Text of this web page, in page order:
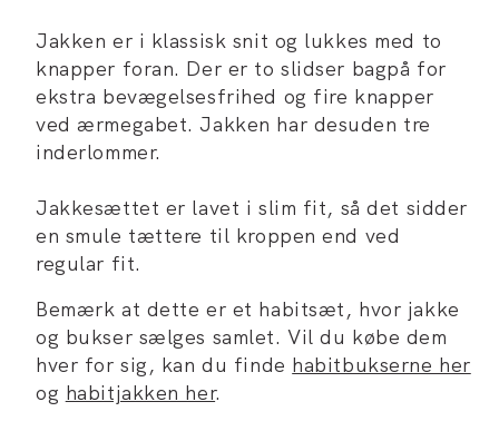
Jakken er i klassisk snit og lukkes med to
knapper foran. Der er to slidser bagpå for
ekstra bevægelsesfrihed og fire knapper
ved ærmegabet. Jakken har desuden tre
inderlommer.
Jakkesættet er lavet i slim fit, så det sidder
en smule tættere til kroppen end ved
regular fit.
Bemærk at dette er et habitsæt, hvor jakke
og bukser sælges samlet. Vil du købe dem
hver for sig, kan du finde habitbukserne her
og habitjakken her.